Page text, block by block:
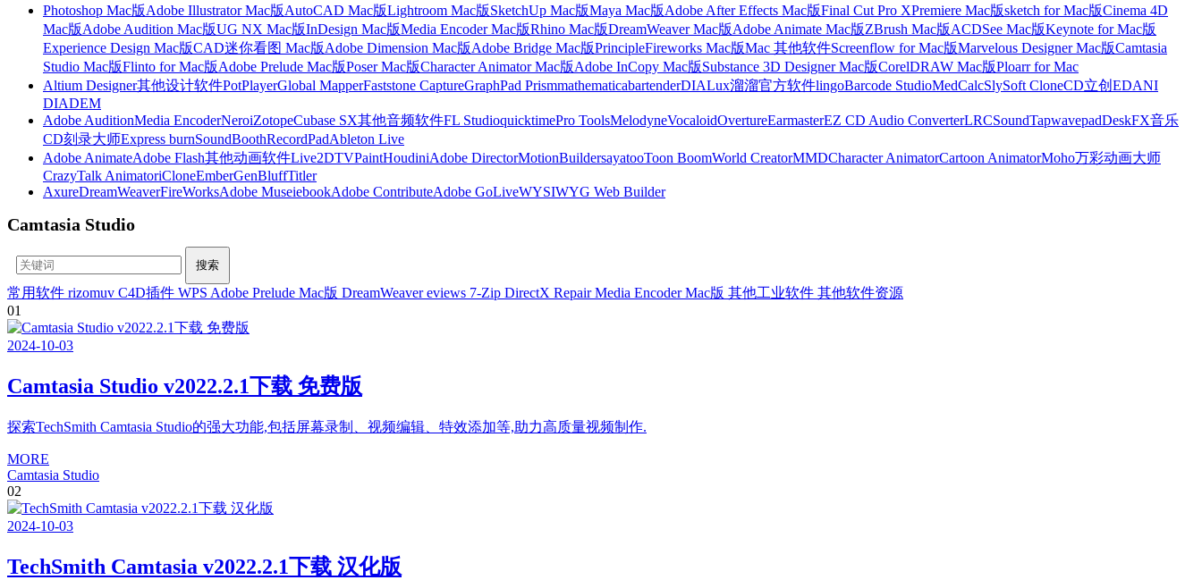
Photoshop Mac版Adobe Illustrator Mac版AutoCAD Mac版Lightroom Mac版SketchUp Mac版Maya Mac版Adobe After Effects Mac版Final Cut Pro XPremiere Mac版sketch for Mac版Cinema 4D
Mac版Adobe Audition Mac版UG NX Mac版InDesign Mac版Media Encoder Mac版Rhino Mac版DreamWeaver Mac版Adobe Animate Mac版ZBrush Mac版ACDSee Mac版Keynote for Mac版
Experience Design Mac版CAD迷你看图 Mac版Adobe Dimension Mac版Adobe Bridge Mac版PrincipleFireworks Mac版Mac 其他软件Screenflow for Mac版Marvelous Designer Mac版Camtasia
Studio Mac版Flinto for Mac版Adobe Prelude Mac版Poser Mac版Character Animator Mac版Adobe InCopy Mac版Substance 3D Designer Mac版CorelDRAW Mac版Ploarr for Mac
Altium Designer其他设计软件PotPlayerGlobal MapperFaststone CaptureGraphPad PrismmathematicabartenderDIALux溜溜官方软件lingoBarcode StudioMedCalcSlySoft CloneCD立创EDANI
DIADEM
Adobe AuditionMedia EncoderNeroiZotopeCubase SX其他音频软件FL StudioquicktimePro ToolsMelodyneVocaloidOvertureEarmasterEZ CD Audio ConverterLRCSoundTapwavepadDeskFX音乐
CD刻录大师Express burnSoundBoothRecordPadAbleton Live
Adobe AnimateAdobe Flash其他动画软件Live2DTVPaintHoudiniAdobe DirectorMotionBuildersayatooToon BoomWorld CreatorMMDCharacter AnimatorCartoon AnimatorMoho万彩动画大师
CrazyTalk AnimatoriCloneEmberGenBluffTitler
AxureDreamWeaverFireWorksAdobe MuseiebookAdobe ContributeAdobe GoLiveWYSIWYG Web Builder
Camtasia Studio
常用软件 rizomuv C4D插件 WPS Adobe Prelude Mac版 DreamWeaver eviews 7-Zip DirectX Repair Media Encoder Mac版 其他工业软件 其他软件资源
01
2024-10-03
Camtasia Studio v2022.2.1下载 免费版
探索TechSmith Camtasia Studio的强大功能,包括屏幕录制、视频编辑、特效添加等,助力高质量视频制作.
MORE
Camtasia Studio
02
2024-10-03
TechSmith Camtasia v2022.2.1下载 汉化版